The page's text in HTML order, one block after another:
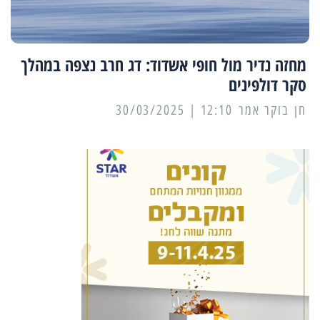
מחזה נדיר מול חופי אשדוד: דג חרב נצפה במהלך
סקר דולפינים
12:10 | 30/03/2025